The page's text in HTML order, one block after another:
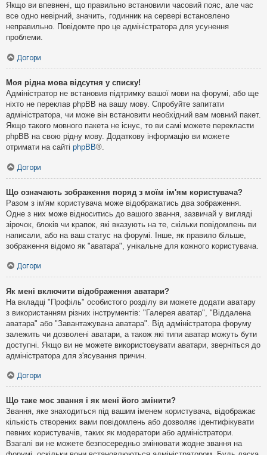
Якщо ви впевнені, що правильно встановили часовий пояс, але час
все одно невірний, значить, годинник на сервері встановлено
неправильно. Повідомте про це адміністратора для усунення
проблеми.
Догори
Моя рідна мова відсутня у списку!
Адміністратор не встановив підтримку вашої мови на форумі, або ще
ніхто не переклав phpBB на вашу мову. Спробуйте запитати
адміністратора, чи може він встановити необхідний вам мовний пакет.
Якщо такого мовного пакета не існує, то ви самі можете перекласти
phpBB на свою рідну мову. Додаткову інформацію ви можете
отримати на сайті phpBB®.
Догори
Що означають зображення поряд з моїм ім'ям користувача?
Разом з ім'ям користувача може відображатись два зображення.
Одне з них може відноситись до вашого звання, зазвичай у вигляді
зірочок, блоків чи крапок, які вказують на те, скільки повідомлень ви
написали, або на ваш статус на форумі. Інше, як правило більше,
зображення відомо як "аватара", унікальне для кожного користувача.
Догори
Як мені включити відображення аватари?
На вкладці "Профіль" особистого розділу ви можете додати аватару
з використанням різних інструментів: "Галерея аватар", "Віддалена
аватара" або "Завантажувана аватара". Від адміністратора форуму
залежить чи дозволені аватари, а також які типи аватар можуть бути
доступні. Якщо ви не можете використовувати аватари, зверніться до
адміністратора для з'ясування причин.
Догори
Що таке моє звання і як мені його змінити?
Звання, яке знаходиться під вашим іменем користувача, відображає
кількість створених вами повідомлень або дозволяє ідентифікувати
певних користувачів, таких як модератори або адміністратори.
Взагалі ви не можете безпосередньо змінювати жодне звання на